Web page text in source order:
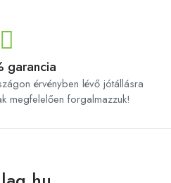
garancia
érvényben lévő jótállásra
megfelelően forgalmazzuk!